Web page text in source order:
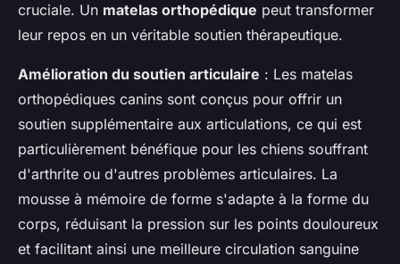
cruciale. Un matelas orthopédique peut transformer
leur repos en un véritable soutien thérapeutique.
Amélioration du soutien articulaire : Les matelas
orthopédiques canins sont conçus pour offrir un
soutien supplémentaire aux articulations, ce qui est
particulièrement bénéfique pour les chiens souffrant
d'arthrite ou d'autres problèmes articulaires. La
mousse à mémoire de forme s'adapte à la forme du
corps, réduisant la pression sur les points douloureux
et facilitant ainsi une meilleure circulation sanguine